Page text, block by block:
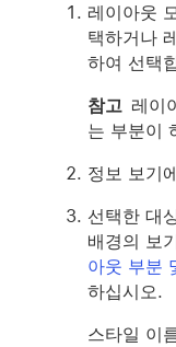
레이아웃
택하거나
하여 선택
참고 레이
는 부분이
정보 보기
선택한 대
배경의 보
아웃 부분
하십시오.
스타일 이